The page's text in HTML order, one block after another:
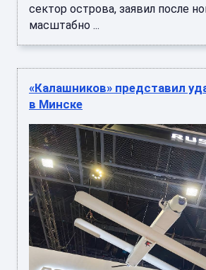
сектор острова, заявил после
масштабно ...
«Калашников» представил
в Минске